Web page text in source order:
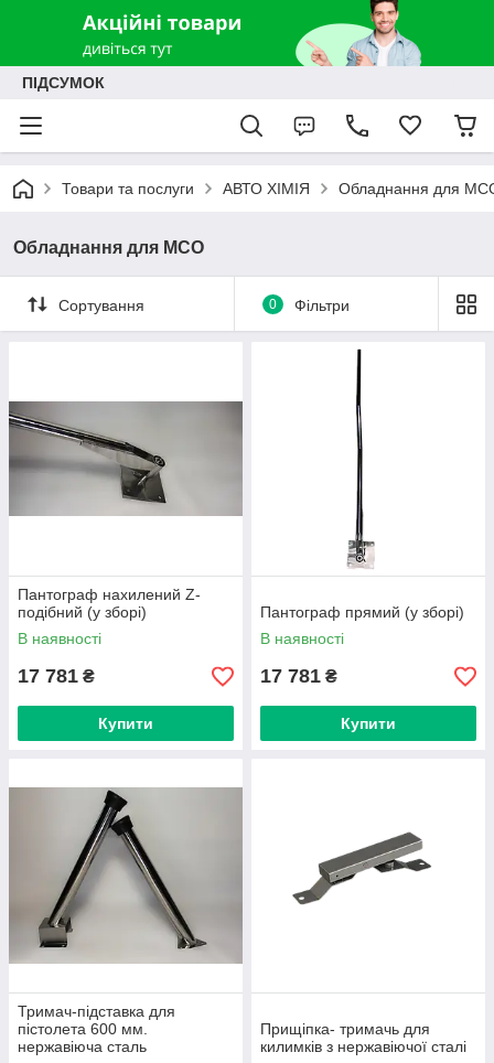
ПІДСУМОК
Товари та послуги АВТО ХІМІЯ Обладнання для
Обладнання для МСО
Сортування 0 Фільтри
Пантограф нахилений Z-
подібний (у зборі)
В наявності
17 781 ₴
Купити
Пантограф прямий (у зборі)
В наявності
17 781 ₴
Купити
Тримач-підставка для
пістолета 600 мм.
нержавіюча сталь
Прищіпка- тримачь для
килимків з нержавіючої сталі